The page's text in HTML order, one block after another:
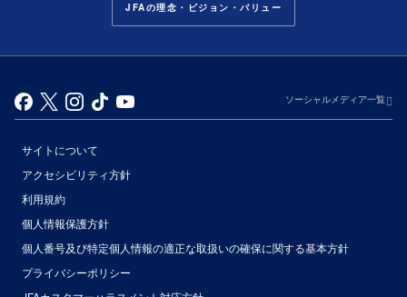
JFAの理念・ビジョン・バリュー
ソーシャルメディア一覧
サイトについて
アクセシビリティ方針
利用規約
個人情報保護方針
個人番号及び特定個人情報の適正な取扱いの確保に関する基本方針
プライバシーポリシー